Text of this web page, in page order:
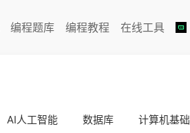
编程题库 编程教程 在线工具
AI人工智能 数据库 计算机基础